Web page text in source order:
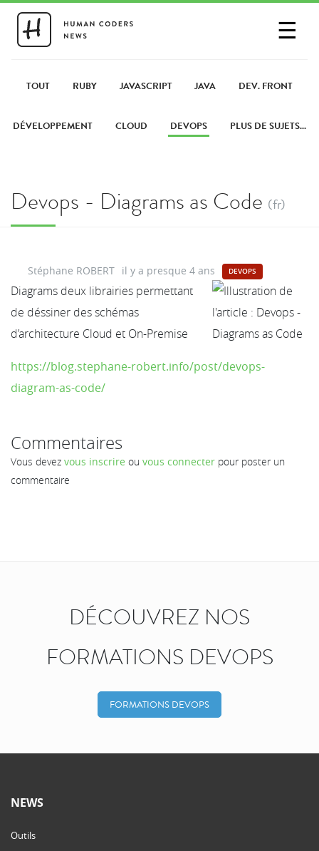
☰
PARTAGER UN LIEN
TOUT RUBY JAVASCRIPT JAVA DEV. FRONT
DÉVELOPPEMENT CLOUD DEVOPS PLUS DE SUJETS...
Devops - Diagrams as Code (fr)
Stéphane ROBERT il y a presque 4 ans DEVOPS
Diagrams deux librairies permettant
de déssiner des schémas
d’architecture Cloud et On-Premise
https://blog.stephane-robert.info/post/devops-
diagram-as-code/
Commentaires
Vous devez vous inscrire ou vous connecter pour poster un
commentaire
DÉCOUVREZ NOS
FORMATIONS DEVOPS
FORMATIONS DEVOPS
NEWS
Outils